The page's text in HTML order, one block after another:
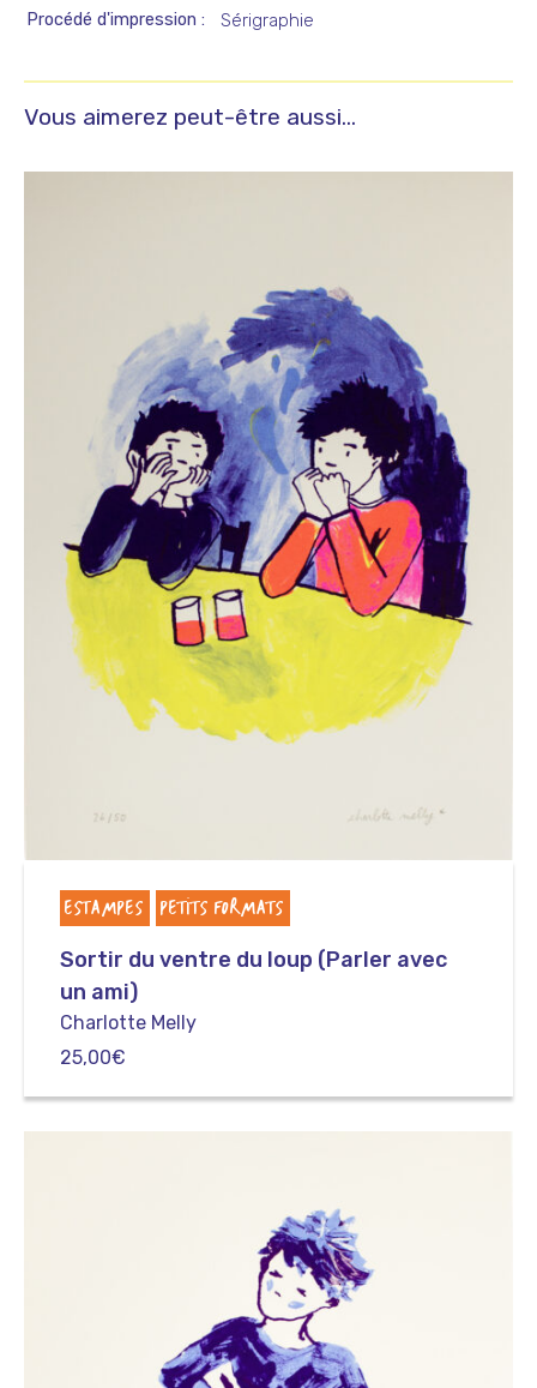
s'arrête)
Procédé d'impression Sérigraphie
Vous aimerez peut-être aussi…
ESTAMPES PETITS FORMATS
Sortir du ventre du loup (Parler avec
un ami)
Charlotte Melly
25,00€